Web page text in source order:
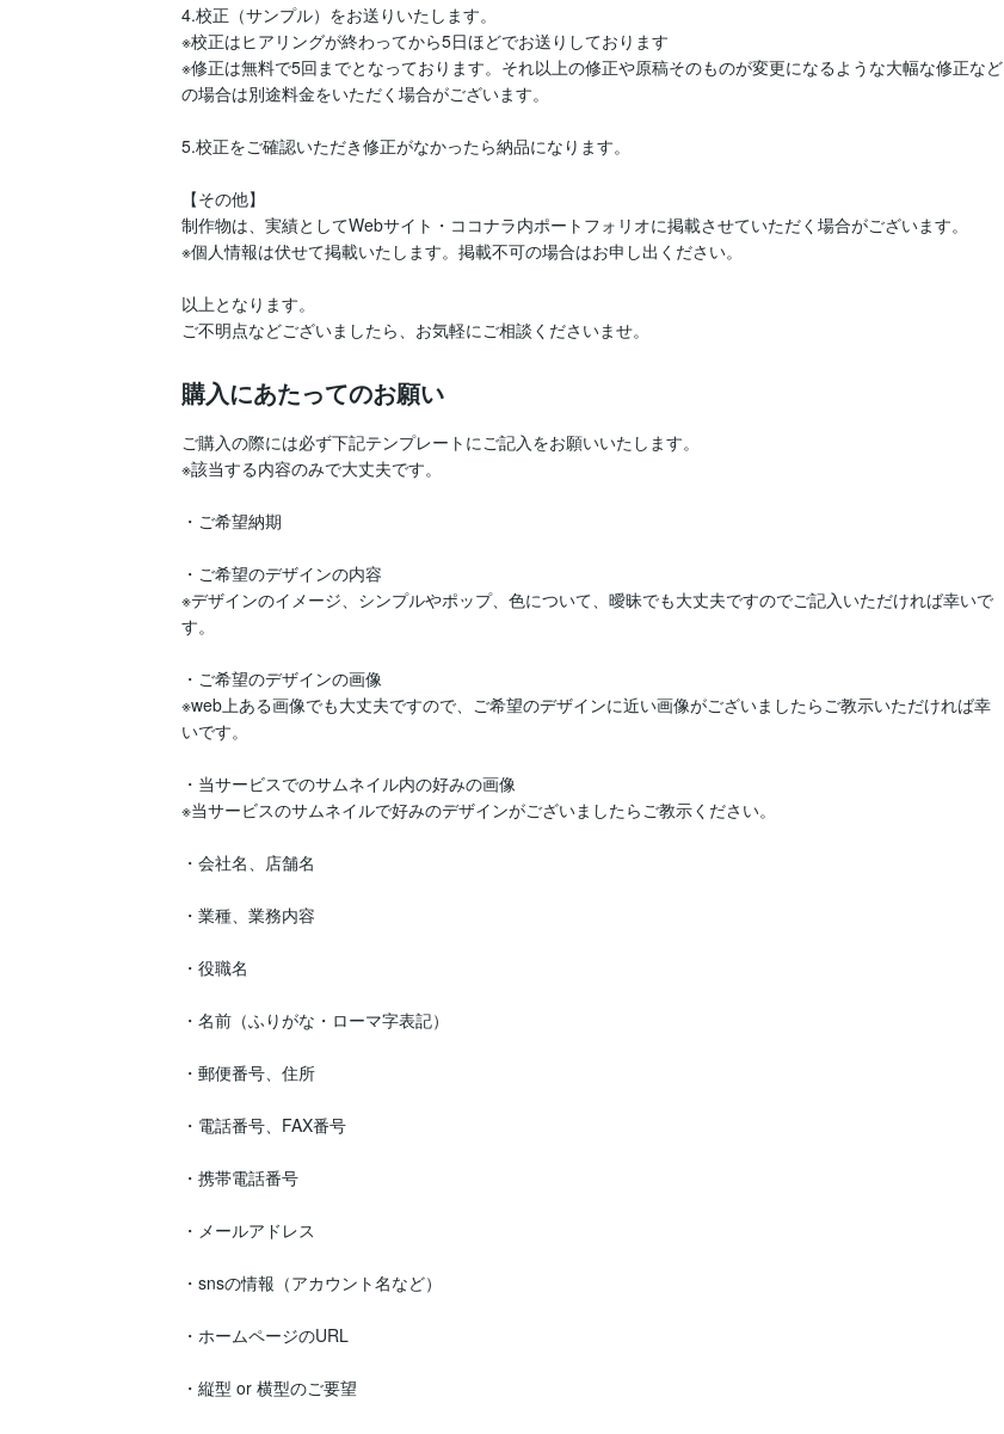
4.校正（サンプル）をお送りいたします。
※校正はヒアリングが終わってから5日ほどでお送りしております
※修正は無料で5回までとなっております。それ以上の修正や原稿そのものが変更になるような大幅な修正など
の場合は別途料金をいただく場合がございます。
5.校正をご確認いただき修正がなかったら納品になります。
【その他】
制作物は、実績としてWebサイト・ココナラ内ポートフォリオに掲載させていただく場合がございます。
※個人情報は伏せて掲載いたします。掲載不可の場合はお申し出ください。
以上となります。
ご不明点などございましたら、お気軽にご相談くださいませ。
購入にあたってのお願い
ご購入の際には必ず下記テンプレートにご記入をお願いいたします。
※該当する内容のみで大丈夫です。
・ご希望納期
・ご希望のデザインの内容
※デザインのイメージ、シンプルやポップ、色について、曖昧でも大丈夫ですのでご記入いただければ幸いで
す。
・ご希望のデザインの画像
※web上ある画像でも大丈夫ですので、ご希望のデザインに近い画像がございましたらご教示いただければ幸
いです。
・当サービスでのサムネイル内の好みの画像
※当サービスのサムネイルで好みのデザインがございましたらご教示ください。
・会社名、店舗名
・業種、業務内容
・役職名
・名前（ふりがな・ローマ字表記）
・郵便番号、住所
・電話番号、FAX番号
・携帯電話番号
・メールアドレス
・snsの情報（アカウント名など）
・ホームページのURL
・縦型 or 横型のご要望